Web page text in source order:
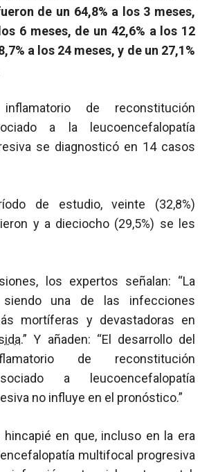
de un 64,8% a los 3 meses,
6 meses, de un 42,6% a los 12
a los 24 meses, y de un 27,1%
de reconstitución
a la leucoencefalopatía
se diagnosticó en 14 casos
de estudio, veinte (32,8%)
y a dieciocho (29,5%) se les
los expertos señalan: “La
siendo una de las infecciones
mortíferas y devastadoras en
.” Y añaden: “El desarrollo del
de reconstitución
a leucoencefalopatía
no influye en el pronóstico.”
en que, incluso en la era
multifocal progresiva